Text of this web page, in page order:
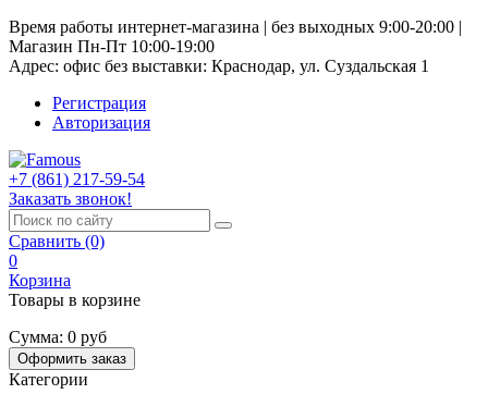
Время работы интернет-магазина | без выходных 9:00-20:00 |
Магазин Пн-Пт 10:00-19:00
Адрес: офис без выставки: Краснодар, ул. Суздальская 1
Регистрация
Авторизация
+7 (861) 217-59-54
Заказать звонок!
Сравнить (0)
0
Корзина
Товары в корзине
Сумма: 0 руб
Оформить заказ
Категории